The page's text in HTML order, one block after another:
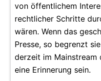
von öffentlichem
rechtlicher Schritte
wären. Wenn das
Presse, so begrenzt
derzeit im Mainstream
eine Erinnerung sein.